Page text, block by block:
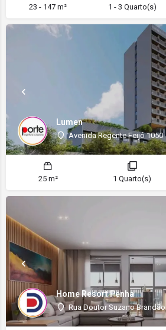
23 - 147 m² 1 - 3 Quarto(s)
Lumen
Avenida Regente Feijó 1050
25 m² 1 Quarto(s)
Home Resort Penha
Rua Doutor Suzano